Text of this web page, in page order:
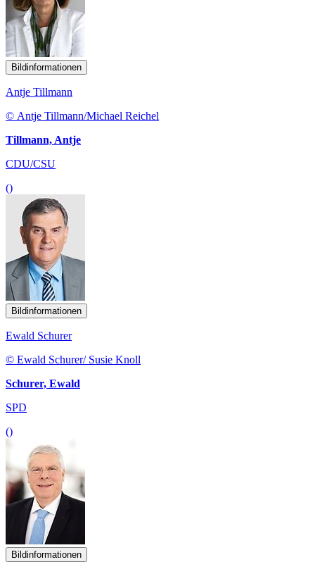
Bildinformationen
Antje Tillmann
© Antje Tillmann/Michael Reichel
Tillmann, Antje
CDU/CSU
()
Bildinformationen
Ewald Schurer
© Ewald Schurer/ Susie Knoll
Schurer, Ewald
SPD
()
Bildinformationen